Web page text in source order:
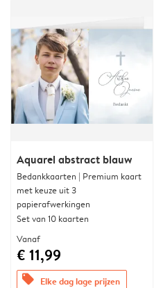
Aquarel abstract blauw
Bedankkaarten | Premium kaart
met keuze uit 3
papierafwerkingen
Set van 10 kaarten
Vanaf
€ 11,99
offers Elke dag lage prijzen